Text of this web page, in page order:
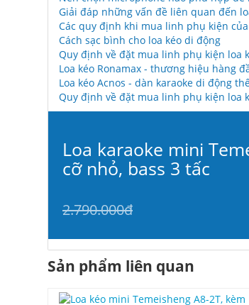
Giải đáp những vấn đề liên quan đến
Các quy định khi mua linh phụ kiện
Cách sạc bình cho loa kéo di động
Quy định về đặt mua linh phụ kiện loa
Loa kéo Ronamax - thương hiệu hàng
Loa kéo Acnos - dàn karaoke di động
Quy định về đặt mua linh phụ kiện loa
Loa karaoke mini
cỡ nhỏ, bass 3 tấc
2.790.000đ
Sản phẩm liên quan